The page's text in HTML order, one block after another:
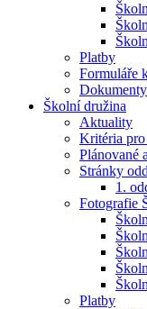
Platby
Formuláře
Dokumenty
Školní družina
Aktuality
Kritéria
Plánované
Stránky
1.
Fotografie
Platby